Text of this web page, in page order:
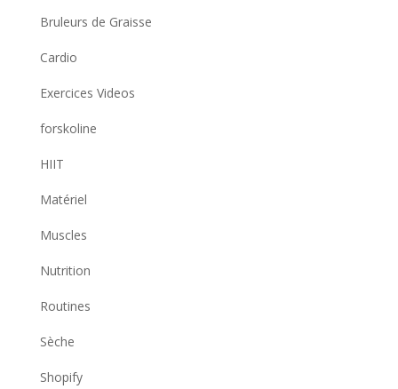
Bruleurs de Graisse
Cardio
Exercices Videos
forskoline
HIIT
Matériel
Muscles
Nutrition
Routines
Sèche
Shopify